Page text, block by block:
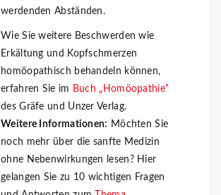
werdenden Abständen.
Wie Sie weitere Beschwerden wie
Erkältung und Kopfschmerzen
homöopathisch behandeln können,
erfahren Sie im Buch „Homöopathie“
des Gräfe und Unzer Verlag.
Weitere Informationen: Möchten Sie
noch mehr über die sanfte Medizin
ohne Nebenwirkungen lesen? Hier
gelangen Sie zu 10 wichtigen Fragen